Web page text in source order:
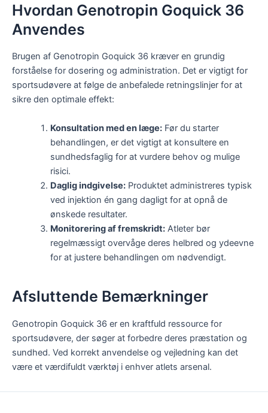
Hvordan Genotropin Goquick 36
Anvendes
Brugen af Genotropin Goquick 36 kræver en grundig
forståelse for dosering og administration. Det er vigtigt for
sportsudøvere at følge de anbefalede retningslinjer for at
sikre den optimale effekt:
Konsultation med en læge:Før du starter
behandlingen, er det vigtigt at konsultere en
sundhedsfaglig for at vurdere behov og mulige
risici.
Daglig indgivelse:Produktet administreres typisk
ved injektion én gang dagligt for at opnå de
ønskede resultater.
Monitorering af fremskridt:Atleter bør
regelmæssigt overvåge deres helbred og ydeevne
for at justere behandlingen om nødvendigt.
Afsluttende Bemærkninger
Genotropin Goquick 36 er en kraftfuld ressource for
sportsudøvere, der søger at forbedre deres præstation og
sundhed. Ved korrekt anvendelse og vejledning kan det
være et værdifuldt værktøj i enhver atlets arsenal.